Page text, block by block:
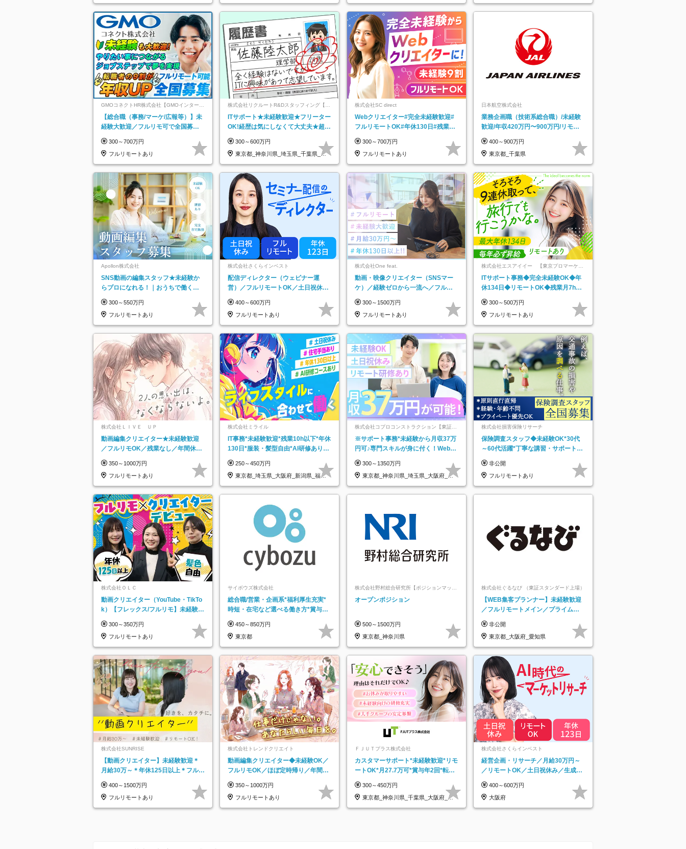
GMOコネクトHR株式会社【GMOインターネ
ットグループ】
【総合職（事務/マーケ/広報等）】未
経験大歓迎／フルリモ可で全国募
★
300～700万円
フルリモートあり
株式会社リクルートR&Dスタッフィング【リ
クルートグループ】
ITサポート★未経験歓迎★フリーター
OK!経歴は気にしなくて大丈夫★超大
300～600万円
東京都_神奈川県_埼玉県_千葉県_大
阪府…
株式会社SC direct
Webクリエイター#完全未経験歓迎#
フルリモートOK#年休130日#残業月
300～700万円
フルリモートあり
日本航空株式会社
業務企画職（技術系総合職）/未経験
歓迎/年収420万円〜900万円/リモー
400～900万円
東京都_千葉県
Apollon株式会社
SNS動画の編集スタッフ★未経験か
らプロになれる！｜おうちで働くフ
300～550万円
フルリモートあり
株式会社さくらインベスト
配信ディレクター（ウェビナー運
営）／フルリモートOK／土日祝休み
400～600万円
フルリモートあり
株式会社One feat.
動画・映像クリエイター（SNSマー
ケ）／経験ゼロから一流へ／フルリ
日以上
300～1500万円
フルリモートあり
株式会社エスアイイー 【東京プロマーケッ
ITサポート事務◆完全未経験OK◆年
休134日◆リモートOK◆残業月7h以
300～500万円
フルリモートあり
株式会社ＬＩＶＥ ＵＰ
動画編集クリエイター★未経験歓迎
／フルリモOK／残業なし／年間休日
実で安心
350～1000万円
フルリモートあり
株式会社ミライル
IT事務*未経験歓迎*残業10h以下*年休
130日*服装・髪型自由*AI研修あり*
250～450万円
東京都_埼玉県_大阪府_新潟県_福岡
県
株式会社コプロコンストラクション【東証プ
ライム上場コプロ・ホールディングス子会
社】
※サポート事務*未経験から月収37万
円可♪専門スキルが身に付く！Web面
300～1350万円
東京都_神奈川県_埼玉県_大阪府_愛
知県…
株式会社損害保険リサーチ
保険調査スタッフ◆未経験OK*30代
～60代活躍*丁寧な講習・サポートあ
託
非公開
フルリモートあり
株式会社ＯＬＣ
動画クリエイター（YouTube・TikTo
k）【フレックス/フルリモ】未経験O
300～350万円
フルリモートあり
サイボウズ株式会社
総合職/営業・企画系*福利厚生充実*
時短・在宅など選べる働き方*賞与年
450～850万円
東京都
株式会社野村総合研究所【ポジションマッチ
オープンポジション
500～1500万円
東京都_神奈川県
株式会社ぐるなび （東証スタンダード上場）
【WEB集客プランナー】未経験歓迎
／フルリモートメイン／プライム上
屋
非公開
東京都_大阪府_愛知県
株式会社SUNRISE
【動画クリエイター】未経験歓迎＊
月給30万～＊年休125日以上＊フルリ
決定◆
400～1500万円
フルリモートあり
株式会社トレンドクリエイト
動画編集クリエイター◆未経験OK／
フルリモOK／ほぼ定時帰り／年間休
OK
350～1000万円
フルリモートあり
ＦＪＵＴプラス株式会社
カスタマーサポート*未経験歓迎*リモ
ートOK*月27.7万可*賞与年2回*転勤
300～450万円
東京都_神奈川県_千葉県_大阪府_愛
知県…
株式会社さくらインベスト
経営企画・リサーチ／月給30万円～
／リモートOK／土日祝休み／生成AI
400～600万円
大阪府